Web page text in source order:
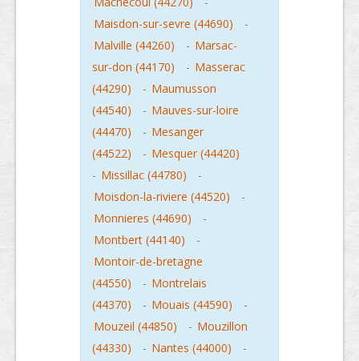
Maisdon-sur-sevre (44690)
-
Malville (44260)
- Marsac-
sur-don (44170)
- Masserac
(44290)
- Maumusson
(44540)
- Mauves-sur-loire
(44470)
- Mesanger
(44522)
- Mesquer (44420)
- Missillac (44780)
-
Moisdon-la-riviere (44520)
-
Monnieres (44690)
-
Montbert (44140)
-
Montoir-de-bretagne
(44550)
- Montrelais
(44370)
- Mouais (44590)
-
Mouzeil (44850)
- Mouzillon
(44330)
- Nantes (44000)
-